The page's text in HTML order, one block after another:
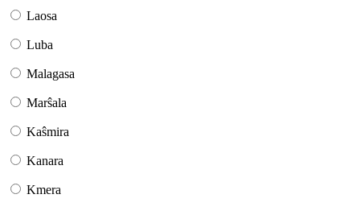
Laosa
Luba
Malagasa
Marŝala
Kaŝmira
Kanara
Kmera